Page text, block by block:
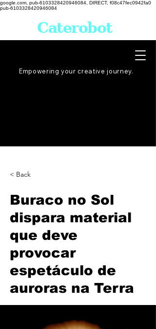
google.com, pub-6103328420946084, DIRECT, f08c47fec0942fa0
pub-6103328420946084
Empowering your creative journey.
Caterobot
< Back
Buraco no Sol
dispara material
que deve
provocar
espetáculo de
auroras na Terra